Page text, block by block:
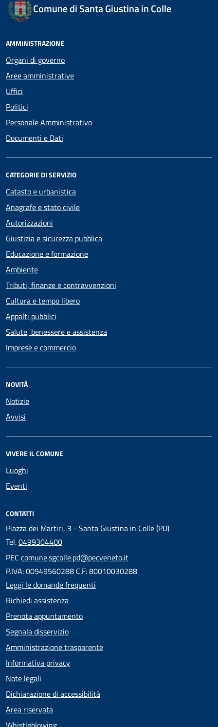
Comune di Santa Giustina in Colle
AMMINISTRAZIONE
Organi di governo
Aree amministrative
Uffici
Politici
Personale Amministrativo
Documenti e Dati
CATEGORIE DI SERVIZIO
Catasto e urbanistica
Anagrafe e stato civile
Autorizzazioni
Giustizia e sicurezza pubblica
Educazione e formazione
Ambiente
Tributi, finanze e contravvenzioni
Cultura e tempo libero
Appalti pubblici
Salute, benessere e assistenza
Imprese e commercio
NOVITÀ
Notizie
Avvisi
VIVERE IL COMUNE
Luoghi
Eventi
CONTATTI
Piazza dei Martiri, 3 - Santa Giustina in Colle (PD)
Tel.0499304400
PEC comune.sgcolle.pd@pecveneto.it
P.IVA: 00949560288 C.F: 80010030288
Leggi le domande frequenti
Richiedi assistenza
Prenota appuntamento
Segnala disservizio
Amministrazione trasparente
Informativa privacy
Note legali
Dichiarazione di accessibilità
Area riservata